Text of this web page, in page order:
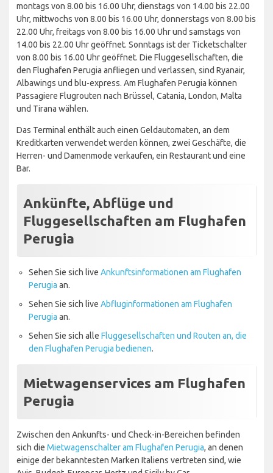
montags von 8.00 bis 16.00 Uhr, dienstags von 14.00 bis 22.00
Uhr, mittwochs von 8.00 bis 16.00 Uhr, donnerstags von 8.00 bis
22.00 Uhr, freitags von 8.00 bis 16.00 Uhr und samstags von
14.00 bis 22.00 Uhr geöffnet. Sonntags ist der Ticketschalter
von 8.00 bis 16.00 Uhr geöffnet. Die Fluggesellschaften, die
den Flughafen Perugia anfliegen und verlassen, sind Ryanair,
Albawings und blu-express. Am Flughafen Perugia können
Passagiere Flugrouten nach Brüssel, Catania, London, Malta
und Tirana wählen.
Das Terminal enthält auch einen Geldautomaten, an dem
Kreditkarten verwendet werden können, zwei Geschäfte, die
Herren- und Damenmode verkaufen, ein Restaurant und eine
Bar.
Ankünfte, Abflüge und
Fluggesellschaften am Flughafen
Perugia
Sehen Sie sich live Ankunftsinformationen am Flughafen
Perugia an.
Sehen Sie sich live Abfluginformationen am Flughafen
Perugia an.
Sehen Sie sich alle Fluggesellschaften und Routen an, die
den Flughafen Perugia bedienen.
Mietwagenservices am Flughafen
Perugia
Zwischen den Ankunfts- und Check-in-Bereichen befinden
sich die Mietwagenschalter am Flughafen Perugia, an denen
einige der bekanntesten Marken Italiens vertreten sind, wie